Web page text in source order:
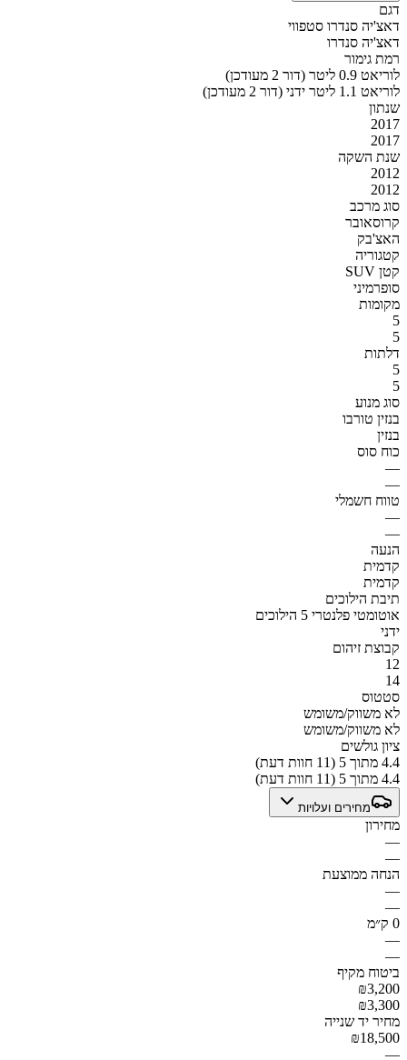
דגם
דאצ'יה סנדרו סטפווי
דאצ'יה סנדרו
רמת גימור
לוריאט 0.9 ליטר (דור 2 מעודכן)
לוריאט 1.1 ליטר ידני (דור 2 מעודכן)
שנתון
2017
2017
שנת השקה
2012
2012
סוג מרכב
קרוסאובר
האצ'בק
קטגוריה
SUV קטן
סופרמיני
מקומות
5
5
דלתות
5
5
סוג מנוע
בנזין טורבו
בנזין
כוח סוס
—
—
טווח חשמלי
—
—
הנעה
קדמית
קדמית
תיבת הילוכים
אוטומטי פלנטרי 5 הילוכים
ידני
קבוצת זיהום
12
14
סטטוס
לא משווק/משומש
לא משווק/משומש
ציון גולשים
4.4 מתוך 5 (11 חוות דעת)
4.4 מתוך 5 (11 חוות דעת)
מחירים ועלויות
מחירון
—
—
הנחה ממוצעת
—
—
0 ק״מ
—
—
ביטוח מקיף
₪3,200
₪3,300
מחיר יד שנייה
₪18,500
—